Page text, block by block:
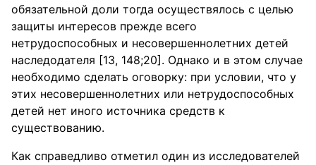
обязательной доли тогда осуществялось с целью
защиты интересов прежде всего
нетрудоспособных и несовершеннолетних детей
наследодателя [13, 148;20]. Однако и в этом случае
необходимо сделать оговорку: при условии, что у
этих несовершеннолетних или нетрудоспособных
детей нет иного источника средств к
существованию.
Как справедливо отметил один из исследователей